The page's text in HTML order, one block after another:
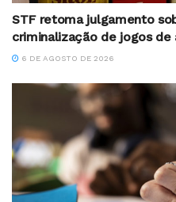
STF retoma julgamento
criminalização de jogos de
6 DE AGOSTO DE 2026